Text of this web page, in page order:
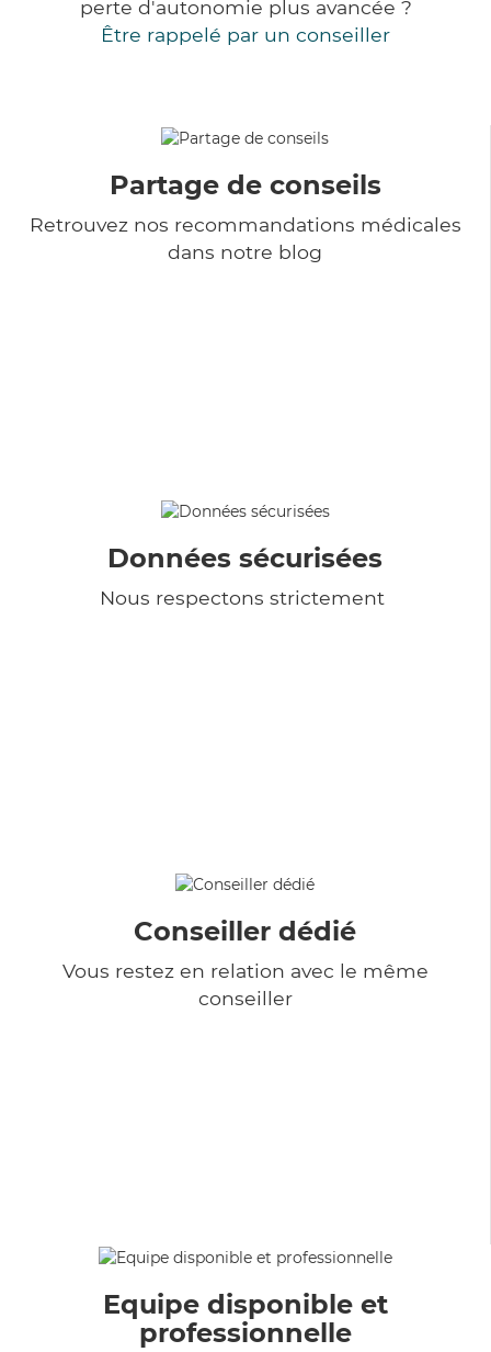
perte d'autonomie plus avancée ?
Être rappelé par un conseiller
Partage de conseils
Retrouvez nos recommandations médicales
dans notre blog
Données sécurisées
Nous respectons strictement
Conseiller dédié
Vous restez en relation avec le même
conseiller
Equipe disponible et
professionnelle